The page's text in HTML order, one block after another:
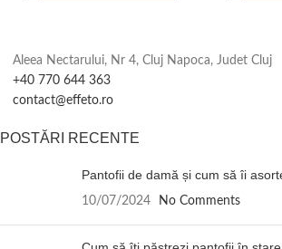
Aleea Nectarului, Nr 4, Cluj Napoca, Judet Cluj
+40 770 644 363
contact@effeto.ro
POSTĂRI RECENTE
Pantofii de damă și cum să îi
10/07/2024 No Comments